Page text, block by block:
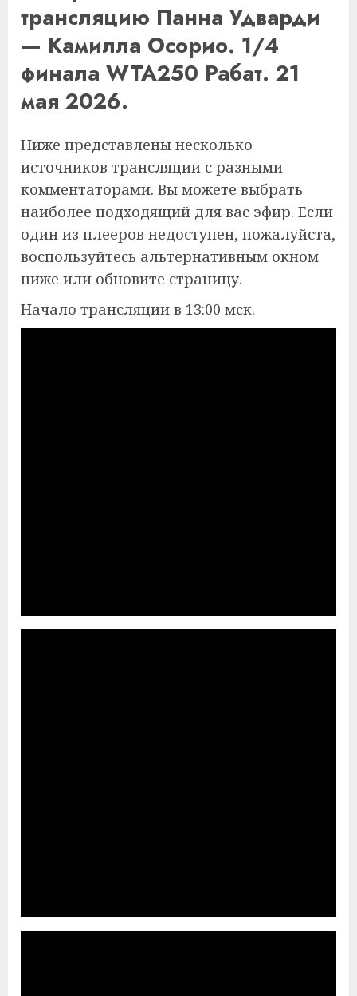
трансляцию Панна Удварди
— Камилла Осорио. 1/4
финала WTA250 Рабат. 21
мая 2026.
Ниже представлены несколько
источников трансляции с разными
комментаторами. Вы можете выбрать
наиболее подходящий для вас эфир. Если
один из плееров недоступен, пожалуйста,
воспользуйтесь альтернативным окном
ниже или обновите страницу.
Начало трансляции в 13:00 мск.